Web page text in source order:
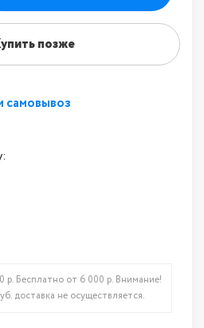
позже
самовывоз
р. Бесплатно от 6 000 р. Внимание!
доставка не осуществляется.